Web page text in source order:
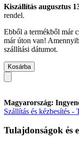
Kiszállítás augusztus
rendel.
Ebből a termékből már
már úton van!
szállítási dátumot.
Kosárba
Magyarország:
Szállítás és kézbesítés
Tulajdonságok és